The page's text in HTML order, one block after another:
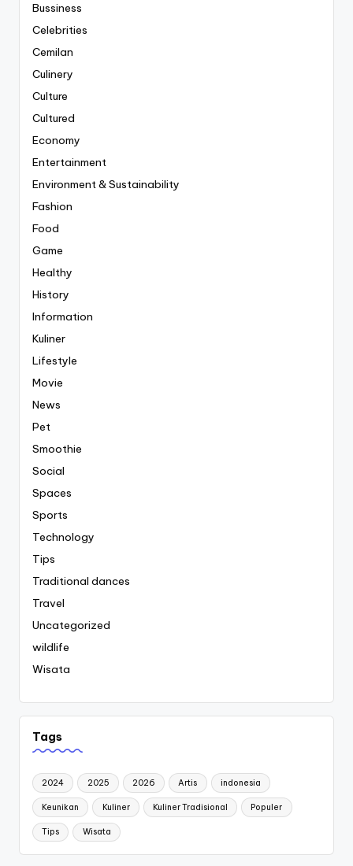
Bussiness
Celebrities
Cemilan
Culinery
Culture
Cultured
Economy
Entertainment
Environment & Sustainability
Fashion
Food
Game
Healthy
History
Information
Kuliner
Lifestyle
Movie
News
Pet
Smoothie
Social
Spaces
Sports
Technology
Tips
Traditional dances
Travel
Uncategorized
wildlife
Wisata
Tags
2024 2025 2026 Artis indonesia
Keunikan Kuliner Kuliner Tradisional Populer
Tips Wisata